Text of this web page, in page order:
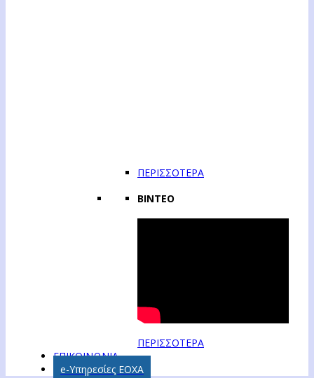
ΠΕΡΙΣΣΟΤΕΡΑ
ΒΙΝΤΕΟ
ΠΕΡΙΣΣΟΤΕΡΑ
ΕΠΙΚΟΙΝΩΝΙΑ
e-Υπηρεσίες ΕΟΧΑ